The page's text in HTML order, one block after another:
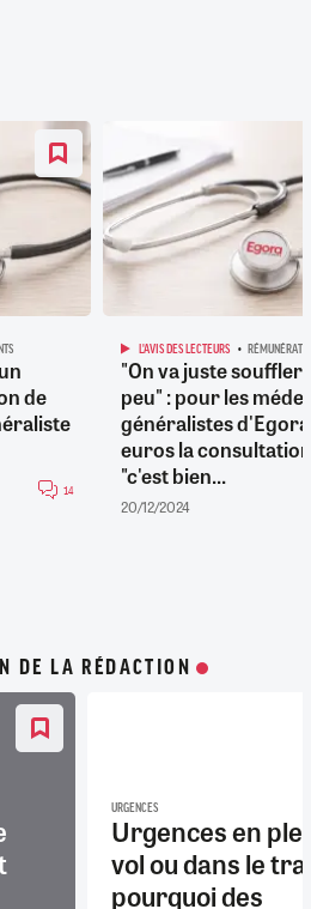
de
14
L'AVIS DES LECTEURS
"On va juste souffler
peu" : pour les
généralistes
euros la
"c'est bien...
20/12/2024
DE LA RÉDACTION
URGENCES
Urgences en
vol ou dans le
pourquoi des